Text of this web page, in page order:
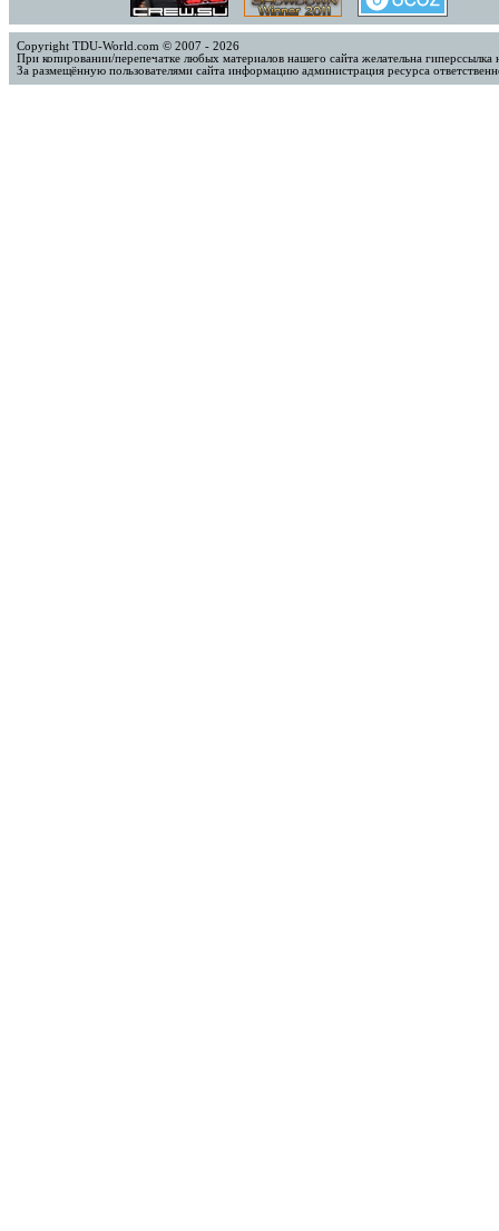
Copyright TDU-World.com © 2007 - 2026
При копировании/перепечатке любых материалов нашего сайта желательна
За размещённую пользователями сайта информацию администрация ресурса